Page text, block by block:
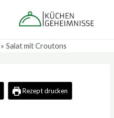
Salat mit Croutons
Rezept drucken